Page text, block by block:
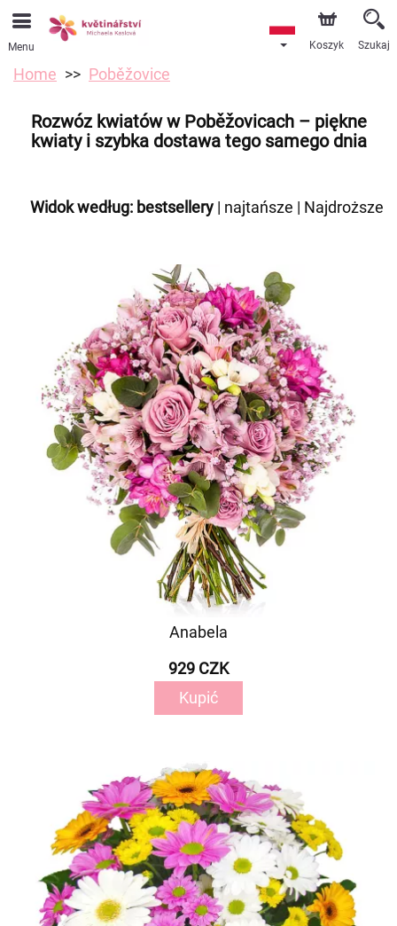
Menu Koszyk Szukaj
Home Poběžovice
Rozwóz kwiatów w Poběžovicach – piękne
kwiaty i szybka dostawa tego samego dnia
Widok według: bestsellery | najtańsze | Najdroższe
Anabela
929 CZK
Kupić